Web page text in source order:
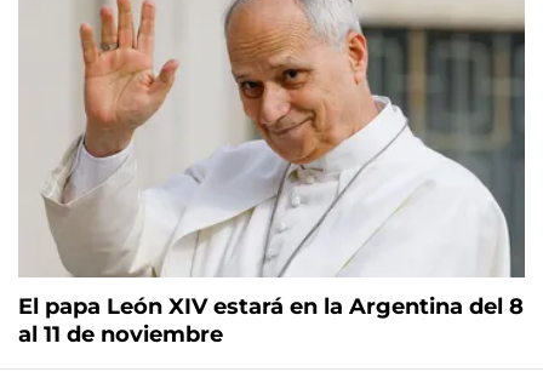
El papa León XIV estará en la Argentina del 8
al 11 de noviembre